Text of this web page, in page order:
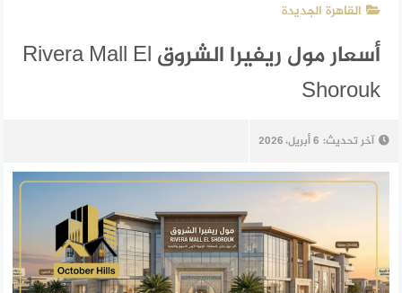
القاهرة الجديدة
أسعار مول ريفيرا الشروق Rivera Mall El
Shorouk
آخر تحديث: 6 أبريل، 2026